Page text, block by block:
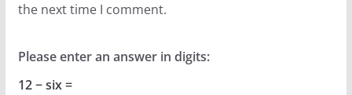
the next time I comment.
Please enter an answer in digits:
12 − six =